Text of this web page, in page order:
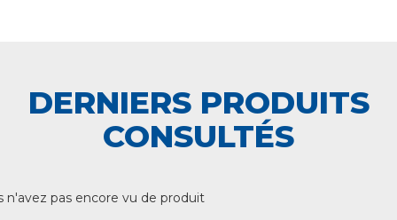
DERNIERS PRODUITS
CONSULTÉS
n'avez pas encore vu de produit